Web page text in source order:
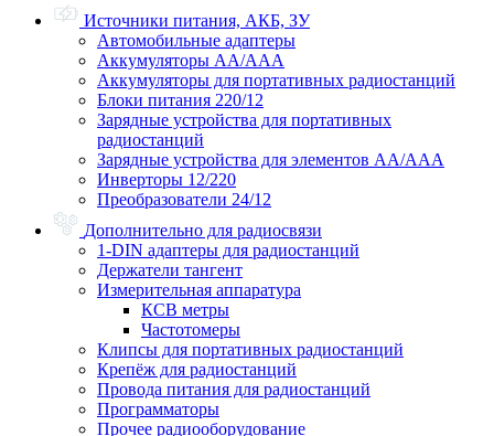
Источники питания, АКБ, ЗУ
Автомобильные адаптеры
Аккумуляторы АА/ААА
Аккумуляторы для портативных радиостанций
Блоки питания 220/12
Зарядные устройства для портативных
радиостанций
Зарядные устройства для элементов АА/ААА
Инверторы 12/220
Преобразователи 24/12
Дополнительно для радиосвязи
1-DIN адаптеры для радиостанций
Держатели тангент
Измерительная аппаратура
КСВ метры
Частотомеры
Клипсы для портативных радиостанций
Крепёж для радиостанций
Провода питания для радиостанций
Программаторы
Прочее радиооборудование